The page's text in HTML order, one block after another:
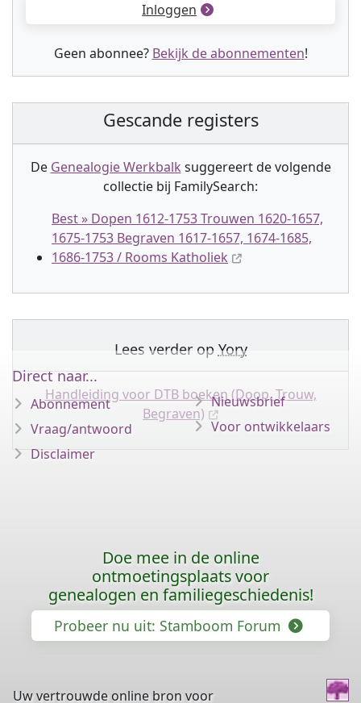
Inloggen
Geen abonnee? Bekijk de abonnementen!
Gescande registers
De Genealogie Werkbalk suggereert de volgende
collectie bij FamilySearch:
Best » Dopen 1612-1753 Trouwen 1620-1657,
1675-1753 Begraven 1617-1657, 1674-1685,
1686-1753 / Rooms Katholiek
Lees verder op Yory
Handleiding voor DTB boeken (Doop, Trouw,
Begraven)
Direct naar...
Abonnement
Vraag/antwoord
Disclaimer
Nieuwsbrief
Voor ontwikkelaars
Doe mee in de online
ontmoetingsplaats voor
genealogen en familiegeschiedenis!
Probeer nu uit: Stamboom Forum
Uw vertrouwde online bron voor